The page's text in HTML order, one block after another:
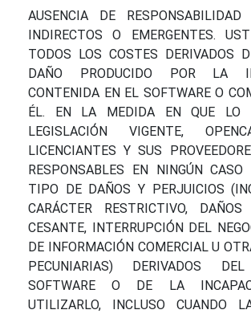
AUSENCIA DE
INDIRECTOS O EMERGENTES.
TODOS LOS COSTES DERIVADOS
DAÑO PRODUCIDO POR LA
CONTENIDA EN EL SOFTWARE O
ÉL. EN LA MEDIDA EN QUE LO
LEGISLACIÓN VIGENTE,
LICENCIANTES Y SUS
RESPONSABLES EN NINGÚN CASO
TIPO DE DAÑOS Y PERJUICIOS
CARÁCTER RESTRICTIVO,
CESANTE, INTERRUPCIÓN DEL
DE INFORMACIÓN COMERCIAL U
PECUNIARIAS) DERIVADOS
SOFTWARE O DE LA
UTILIZARLO, INCLUSO CUANDO